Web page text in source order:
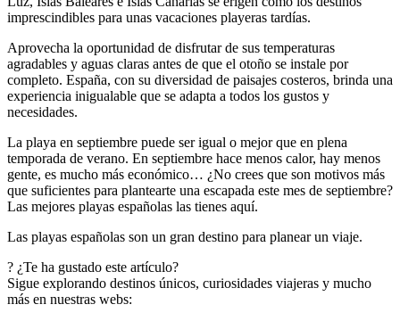
imprescindibles para unas vacaciones playeras tardías.
Aprovecha la oportunidad de disfrutar de sus temperaturas
agradables y aguas claras antes de que el otoño se instale por
completo. España, con su diversidad de paisajes costeros, brinda una
experiencia inigualable que se adapta a todos los gustos y
necesidades.
La playa en septiembre puede ser igual o mejor que en plena
temporada de verano. En septiembre hace menos calor, hay menos
gente, es mucho más económico… ¿No crees que son motivos más
que suficientes para plantearte una escapada este mes de septiembre?
Las mejores playas españolas las tienes aquí.
Las playas españolas son un gran destino para planear un viaje.
? ¿Te ha gustado este artículo?
Sigue explorando destinos únicos, curiosidades viajeras y mucho
más en nuestras webs: